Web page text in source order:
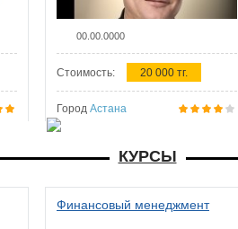
00.00.0000
Стоимость: 20 000 тг.
Город Астана
КУРСЫ
Финансовый менеджмент